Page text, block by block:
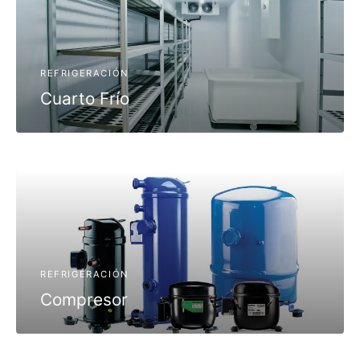
REFRIGERACIÓN
Cuarto Frío
REFRIGERACIÓN
Compresor